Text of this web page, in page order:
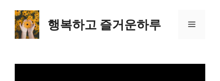
행복하고 즐거운하루 메